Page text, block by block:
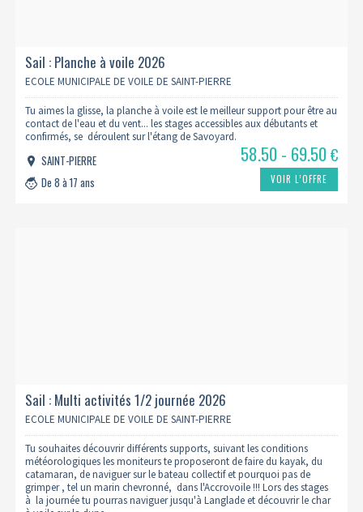
Sail : Planche à voile 2026
ECOLE MUNICIPALE DE VOILE DE SAINT-PIERRE
Tu aimes la glisse, la planche à voile est le meilleur support pour être au
contact de l'eau et du vent... les stages accessibles aux débutants et
confirmés, se déroulent sur l'étang de Savoyard.
SAINT-PIERRE
De 8 à 17 ans
58.50 - 69.50€
VOIR L’OFFRE
Sail : Multi activités 1/2 journée 2026
ECOLE MUNICIPALE DE VOILE DE SAINT-PIERRE
Tu souhaites découvrir différents supports, suivant les conditions
météorologiques les moniteurs te proposeront de faire du kayak, du
catamaran, de naviguer sur le bateau collectif et pourquoi pas de
grimper , tel un marin chevronné, dans l'Accrovoile !!! Lors des stages
à la journée tu pourras naviguer jusqu'à Langlade et découvrir le char